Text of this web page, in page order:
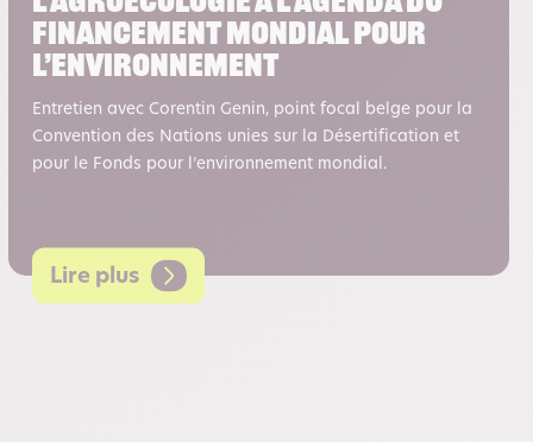
financement mondial pour
l’environnement
Entretien avec Corentin Genin, point focal belge pour la
Convention des Nations unies sur la Désertification et
pour le Fonds pour l’environnement mondial.
Lire plus